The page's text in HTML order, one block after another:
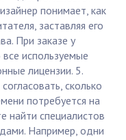
понимает, как
заставляя его
При заказе у
используемые
лицензии. 5.
сколько
потребуется на
найти специалистов
Например, одни